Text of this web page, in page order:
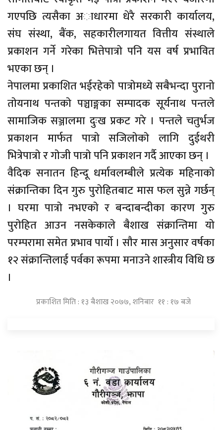
गएपछि त्यसैका अाधारमा धेरै सरकारी कार्यालय,
संघ संस्था, बैंक, सहकारीलगायत वित्तीय संस्थाले
प्रकाशन गर्ने गरेका भित्तेपात्राे पनि यस वर्ष प्रभावित
भएका छन् ।
नेपालमा प्रकाशित भईरहेकाे पात्राेमध्ये सबैभन्दा पुरानाे
ताेयनाथ पन्तकाे पञ्चाङ्गका सम्पादक सूर्यनाथ पन्तले
सामाजिक सञ्जालमा दुःख प्रकट गरे । पन्तले चतुर्भज
प्रकाशन मार्फत पात्राे सजिलाेकाे लागि दुईथरी
भित्रेपात्राे र गाेजी पात्राे पनि प्रकाशन गर्दै आएका छन् ।
वैदिक सनातन हिन्दू धर्मावलम्बीले प्रत्येक महिनाकाे
संक्रान्तिका दिन गुरु पुराेहितबाट मास फल सुन्ने गर्छन्
। घरमा पात्राे नभएकाे र बन्दाबन्दीका कारण गुरु
पुराेहित आउन नसकेकाले बैशाख संक्रान्तिमा याे
परम्परामा समेत प्रभाव पार्याे । साैर मास अनुसार वर्षका
१२ संक्रान्तिलाई पर्वका रूपमा मनाउने शास्त्रीय विधि छ
।
प्रकाशित मिति : १३ बैशाख २०७७, शनिबार ११ : १७ बजे